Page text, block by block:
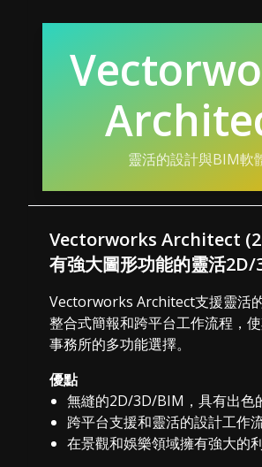
靈活的設計與BIM軟
Vectorworks Architect
有強大圖形功能的靈活
Vectorworks Architect支援靈活的
整合式簡報和跨平台工作流程，
事務所的多功能選擇。
優點
無縫的2D/3D/BIM，具有出色
跨平台支援和靈活的設計工作
在景觀和娛樂領域擁有強大的